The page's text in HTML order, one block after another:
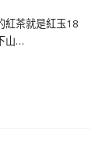
紅茶就是紅玉18
山…